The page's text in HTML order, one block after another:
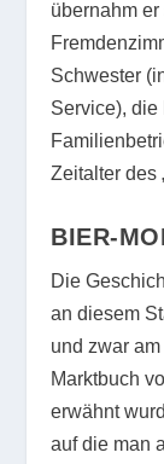
übernahm
Schwester
Service),
Zeitalter des
BIER-
Die
an diesem
und zwar
Marktbuch
erwähnt
auf die man